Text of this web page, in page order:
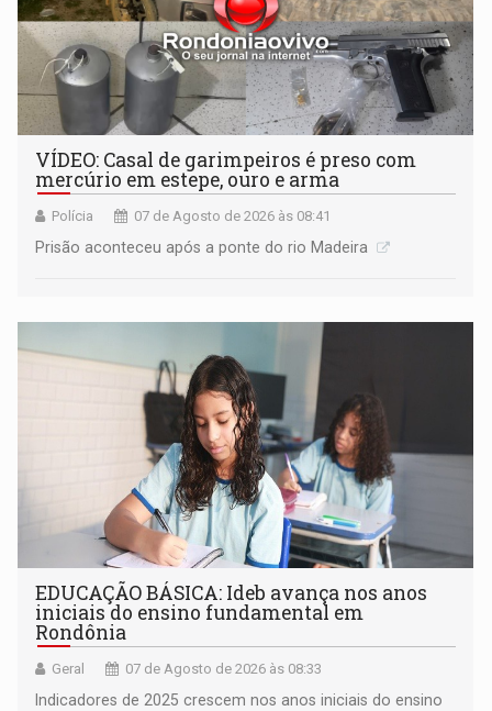
VÍDEO: Casal de garimpeiros é preso com
mercúrio em estepe, ouro e arma
Polícia 07 de Agosto de 2026 às 08:41
Prisão aconteceu após a ponte do rio Madeira
EDUCAÇÃO BÁSICA: Ideb avança nos anos
iniciais do ensino fundamental em
Rondônia
Geral 07 de Agosto de 2026 às 08:33
Indicadores de 2025 crescem nos anos iniciais do ensino